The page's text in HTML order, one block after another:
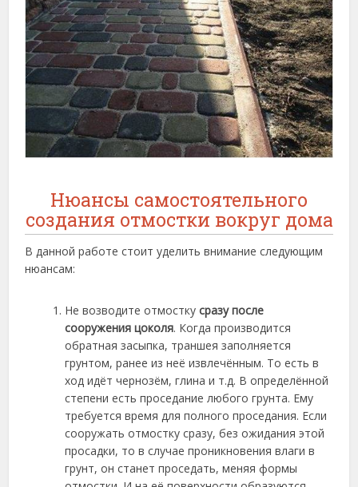
Нюансы самостоятельного
создания отмостки вокруг дома
В данной работе стоит уделить внимание следующим
нюансам:
Не возводите отмосткусразу после
сооружения цоколя. Когда производится
обратная засыпка, траншея заполняется
грунтом, ранее из неё извлечённым. То есть в
ход идёт чернозём, глина и т.д. В определённой
степени есть проседание любого грунта. Ему
требуется время для полного проседания. Если
сооружать отмостку сразу, без ожидания этой
просадки, то в случае проникновения влаги в
грунт, он станет проседать, меняя формы